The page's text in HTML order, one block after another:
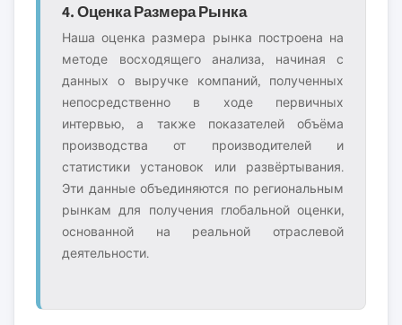
4. Оценка Размера Рынка
Наша оценка размера рынка построена на
методе восходящего анализа, начиная с
данных о выручке компаний, полученных
непосредственно в ходе первичных
интервью, а также показателей объёма
производства от производителей и
статистики установок или развёртывания.
Эти данные объединяются по региональным
рынкам для получения глобальной оценки,
основанной на реальной отраслевой
деятельности.